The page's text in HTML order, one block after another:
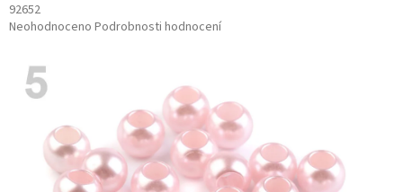
92652
Průměrné
hvězdiček.
Neohodnoceno Podrobnosti hodnocení